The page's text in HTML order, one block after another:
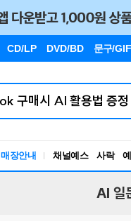
CD/LP DVD/BD 문구/
매장안내 채널예스 사락
AI 일